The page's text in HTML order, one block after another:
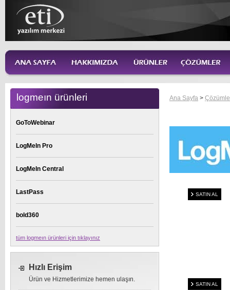
Ana Sayfa >
SATIN AL
SATIN AL
logmeın ürünleri
GoToWebinar
LogMeIn Pro
LogMeIn Central
LastPass
bold360
tüm logmeın ürünleri için tıklayınız
Hızlı Erişim
Ürün ve Hizmetlerimize hemen ulaşın.